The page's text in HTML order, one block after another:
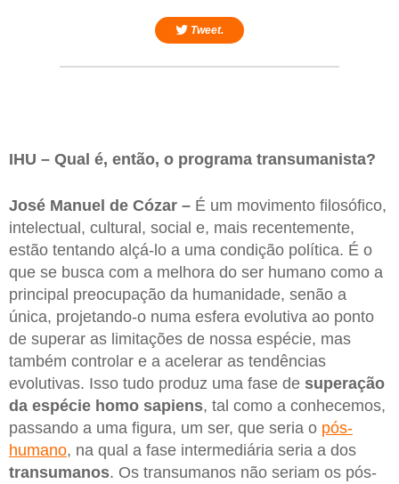
Tweet.
IHU – Qual é, então, o programa transumanista?
José Manuel de Cózar – É um movimento filosófico,
intelectual, cultural, social e, mais recentemente,
estão tentando alçá-lo a uma condição política. É o
que se busca com a melhora do ser humano como a
principal preocupação da humanidade, senão a
única, projetando-o numa esfera evolutiva ao ponto
de superar as limitações de nossa espécie, mas
também controlar e a acelerar as tendências
evolutivas. Isso tudo produz uma fase de superação
da espécie homo sapiens, tal como a conhecemos,
passando a uma figura, um ser, que seria o pós-
humano, na qual a fase intermediária seria a dos
transumanos. Os transumanos não seriam os pós-